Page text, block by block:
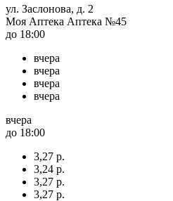
ул. Заслонова, д. 2
Моя Аптека Аптека №45
до 18:00
вчера
вчера
вчера
вчера
вчера
до 18:00
3,27 р.
3,24 р.
3,27 р.
3,27 р.